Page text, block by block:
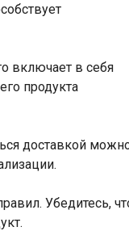
включает в себя
продукта
доставкой
Убедитесь,